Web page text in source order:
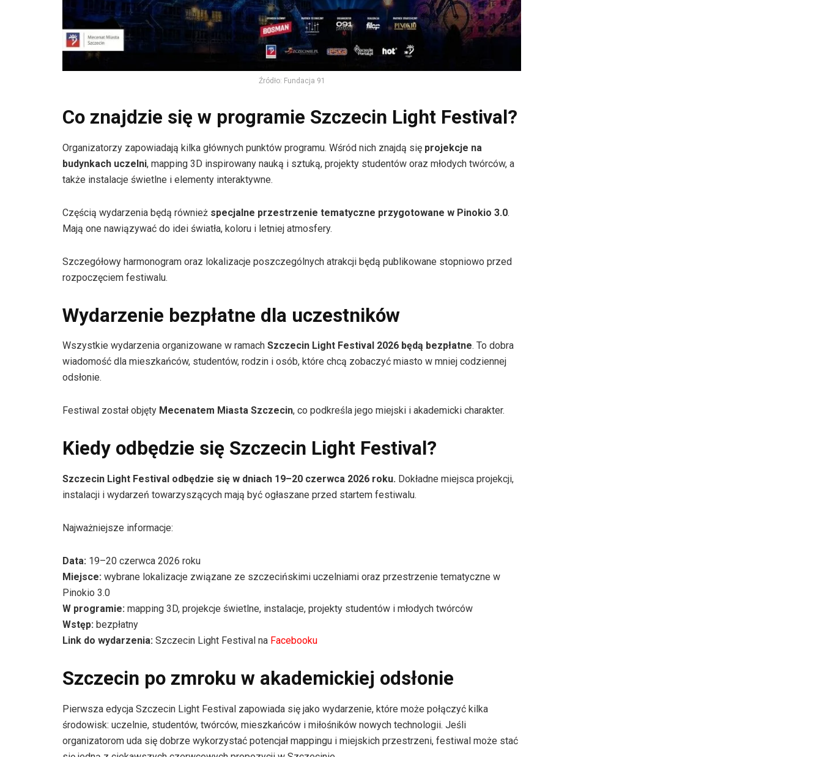
Źródło: Fundacja 91
Co znajdzie się w programie Szczecin Light Festival?
Organizatorzy zapowiadają kilka głównych punktów programu. Wśród nich znajdą się projekcje na
budynkach uczelni, mapping 3D inspirowany nauką i sztuką, projekty studentów oraz młodych twórców, a
także instalacje świetlne i elementy interaktywne.
Częścią wydarzenia będą również specjalne przestrzenie tematyczne przygotowane w Pinokio 3.0.
Mają one nawiązywać do idei światła, koloru i letniej atmosfery.
Szczegółowy harmonogram oraz lokalizacje poszczególnych atrakcji będą publikowane stopniowo przed
rozpoczęciem festiwalu.
Wydarzenie bezpłatne dla uczestników
Wszystkie wydarzenia organizowane w ramach Szczecin Light Festival 2026 będą bezpłatne. To dobra
wiadomość dla mieszkańców, studentów, rodzin i osób, które chcą zobaczyć miasto w mniej codziennej
odsłonie.
Festiwal został objęty Mecenatem Miasta Szczecin, co podkreśla jego miejski i akademicki charakter.
Kiedy odbędzie się Szczecin Light Festival?
Szczecin Light Festival odbędzie się w dniach 19–20 czerwca 2026 roku. Dokładne miejsca projekcji,
instalacji i wydarzeń towarzyszących mają być ogłaszane przed startem festiwalu.
Najważniejsze informacje:
Data: 19–20 czerwca 2026 roku
Miejsce: wybrane lokalizacje związane ze szczecińskimi uczelniami oraz przestrzenie tematyczne w
Pinokio 3.0
W programie: mapping 3D, projekcje świetlne, instalacje, projekty studentów i młodych twórców
Wstęp: bezpłatny
Link do wydarzenia: Szczecin Light Festival na Facebooku
Szczecin po zmroku w akademickiej odsłonie
Pierwsza edycja Szczecin Light Festival zapowiada się jako wydarzenie, które może połączyć kilka
środowisk: uczelnie, studentów, twórców, mieszkańców i miłośników nowych technologii. Jeśli
organizatorom uda się dobrze wykorzystać potencjał mappingu i miejskich przestrzeni, festiwal może stać